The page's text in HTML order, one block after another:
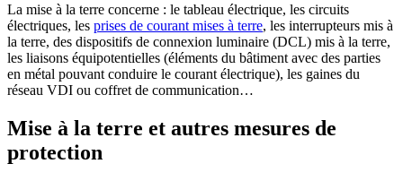
La mise à la terre concerne : le tableau électrique, les circuits
électriques, les prises de courant mises à terre, les interrupteurs mis à
la terre, des dispositifs de connexion luminaire (DCL) mis à la terre,
les liaisons équipotentielles (éléments du bâtiment avec des parties
en métal pouvant conduire le courant électrique), les gaines du
réseau VDI ou coffret de communication…
Mise à la terre et autres mesures de
protection